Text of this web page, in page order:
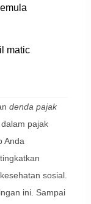
matic
denda pajak
pajak
Anda
sosial.
ini. Sampai